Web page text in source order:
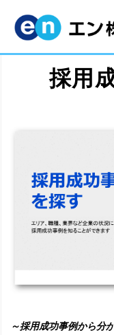
採用
～採用成功事例から分